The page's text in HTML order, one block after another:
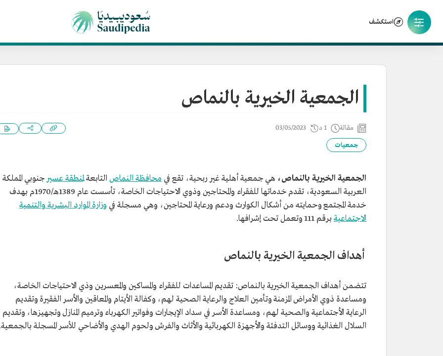
استكشف
الجمعية الخيرية بالنماص
مقالة 1 د 03/05/2023
جمعيات
الجمعية الخيرية بالنماص، هي جمعية أهلية غير ربحية، تقع في محافظة النماص التابعةلمنطقة عسير جنوبي المملكة
العربية السعودية، تقدم خدماتها للفقراء والمحتاجين وذوي الاحتياجات الخاصة، تأسست عام 1389هـ/1970م بهدف
خدمة المجتمع وحمايته من أشكال الكوارث ودعم ورعاية المحتاجين، وهي مسجلة في وزارة الموارد البشرية والتنمية
الاجتماعية برقم 111 وتعمل تحت إشرافها.
أهداف الجمعية الخيرية بالنماص
تتضمن أهداف الجمعية الخيرية بالنماص: تقديم المساعدات للفقراء والمساكين والمعسرين وذي الاحتياجات الخاصة،
ومساعدة ذوي الأمراض المزمنة وتأمين العلاج والرعاية الصحية لهم، وكفالة الأيتام والمعاقين والأسر الفقيرة وتقديم
الرعاية الأجتماعية والصحية لهم، ومساعدة الأسر في سداد الإيجارات وفواتير الكهرباء وترميم المنازل وتجهيزها، وتقديم
السلال الغذائية ووسائل التدفئة والأجهزة الكهربائية والأثاث والفرش ولحوم الهدي والأضاحي للأسر المسجلة بالجمعية.